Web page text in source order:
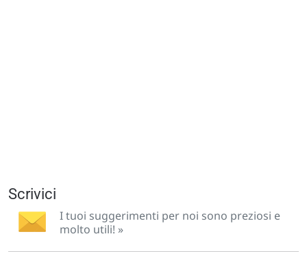
Scrivici
I tuoi suggerimenti per noi sono preziosi e
molto utili! »